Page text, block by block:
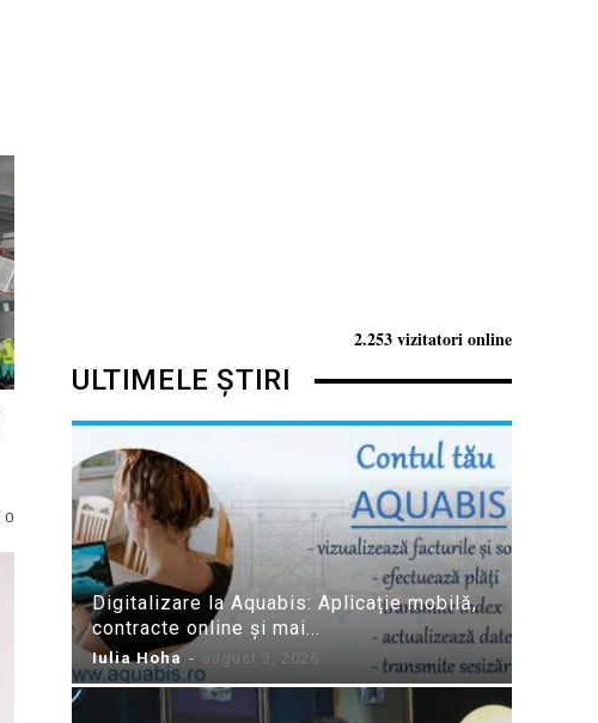
0
2.253 vizitatori online
ULTIMELE ȘTIRI
Digitalizare la Aquabis: Aplicație mobilă,
contracte online și mai...
Iulia Hoha - august 3, 2026